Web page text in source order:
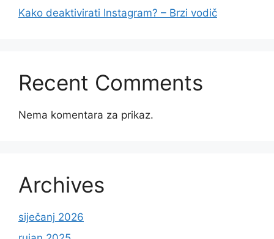
Kako deaktivirati Instagram? – Brzi vodič
Recent Comments
Nema komentara za prikaz.
Archives
siječanj 2026